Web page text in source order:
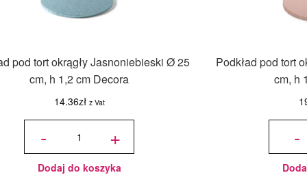
pod tort okrągły Jasnoniebieski Ø 25
cm, h 1,2 cm Decora
14.36zł z Vat
-
ilość Podkład
Jasnoniebieski
Ø 25 cm, h
1,2 cm Decora +
Dodaj do koszyka
Podkład pod tort
cm, h
-
ilość
okrągły
Różowe
30 cm,
h 1,2
Decora